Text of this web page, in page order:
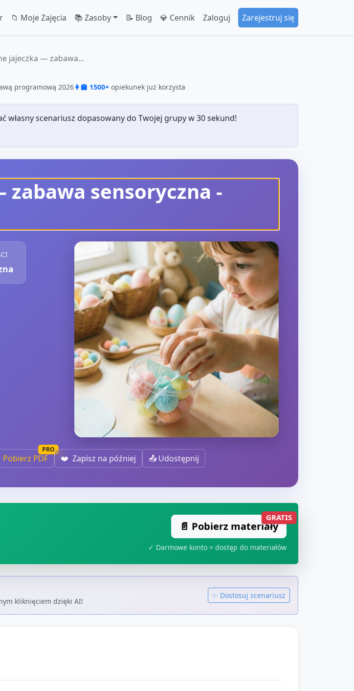
📁 Moje Zajęcia 📚 Zasoby 📝 Blog 💎 Cennik Zaloguj Zarejestruj się
jajeczka — zabawa...
programową 2026👩‍🏫 1500+ opiekunek już korzysta
własny scenariusz dopasowany do Twojej grupy w 30 sekund!
sensoryczna -
Pobierz PDF
PRO
❤️ Zapisz na później 📤 Udostępnij
📄 Pobierz materiały
GRATIS
✓ Darmowe konto = dostęp do materiałów
kliknięciem dzięki AI!
✨ Dostosuj scenariusz